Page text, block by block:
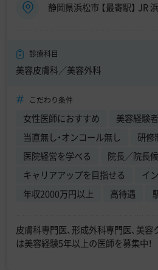
静岡県浜松市 【最寄駅】 JR
診療科目
美容皮膚科／美容外科
こだわり条件
女性医師におすすめ
美容経験者
当直無し・オンコール無し
研修
医院経営を学べる
院長／院長
キャリアアップを目指せる
イ
年収2000万円以上
高待遇
皮膚科専門医、形成外科専門医、美
は美容経験5年以上の医師を募集中！